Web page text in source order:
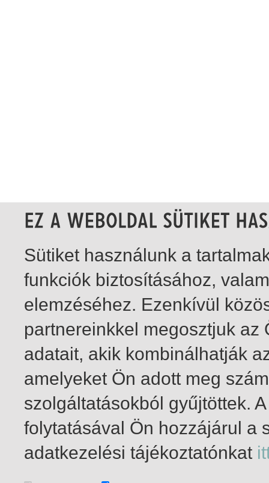
1-2 / insgesamt 2 Treffer
Sütiket használunk a
funkciók biztosításához,
elemzéséhez. Ezenkívül
partnereinkkel megosztjuk
adatait, akik kombinálhatják
amelyeket Ön adott meg
szolgáltatásokból gyűjtöttek.
folytatásával Ön hozzájárul a
adatkezelési tájékoztatónkat